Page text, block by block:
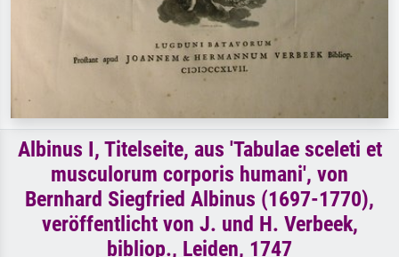
Albinus I, Titelseite, aus 'Tabulae sceleti et
musculorum corporis humani', von
Bernhard Siegfried Albinus (1697-1770),
veröffentlicht von J. und H. Verbeek,
bibliop., Leiden, 1747